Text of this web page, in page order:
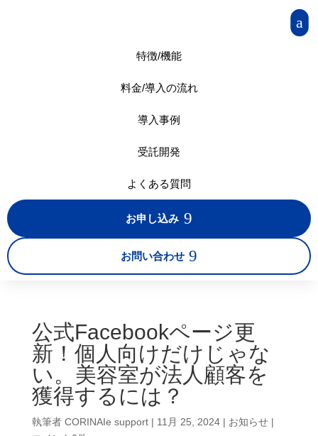
a
特徴/機能
料金/導入の流れ
導入事例
受託開発
よくある質問
9
お申し込み
9
お問い合わせ
公式Facebookページ更
新！個人向けだけじゃな
い。美容室が法人顧客を
獲得するには？
執筆者 CORINAIe support| 11月 25, 2024| お知らせ|